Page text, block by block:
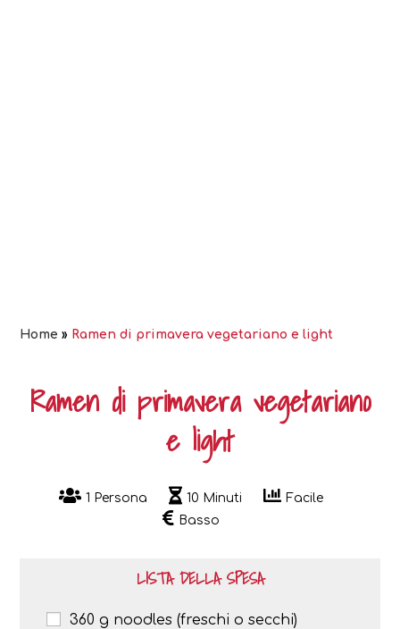
Home » Ramen di primavera vegetariano e light
Ramen di primavera vegetariano
e light
1 Persona 10 Minuti
Facile
Basso
LISTA DELLA SPESA
360 g noodles (freschi o secchi)